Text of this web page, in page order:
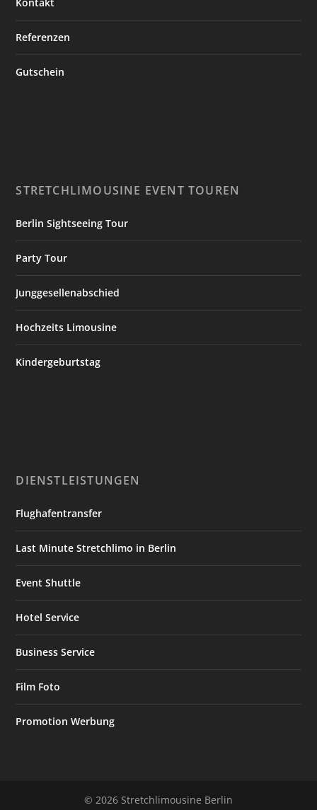
Referenzen
Gutschein
STRETCHLIMOUSINE EVENT TOUREN
Berlin Sightseeing Tour
Party Tour
Junggesellenabschied
Hochzeits Limousine
Kindergeburtstag
DIENSTLEISTUNGEN
Flughafentransfer
Last Minute Stretchlimo in Berlin
Event Shuttle
Hotel Service
Business Service
Film Foto
Promotion Werbung
© 2026 Stretchlimousine Berlin